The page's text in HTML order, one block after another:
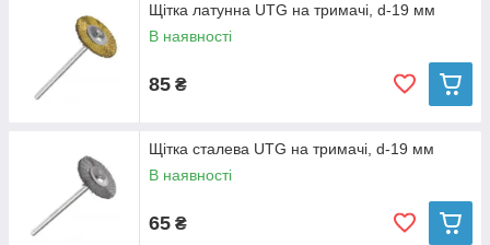
Щітка латунна UTG на тримачі, d-19 мм
В наявності
85 ₴
Щітка сталева UTG на тримачі, d-19 мм
В наявності
65 ₴